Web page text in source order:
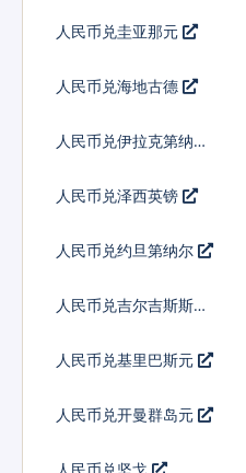
人民币兑圭亚那元
人民币兑海地古德
人民币兑伊拉克第纳尔
人民币兑泽西英镑
人民币兑约旦第纳尔
人民币兑吉尔吉斯斯坦
人民币兑基里巴斯元
人民币兑开曼群岛元
人民币兑坚戈